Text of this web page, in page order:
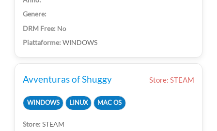
No
WINDOWS
Avventuras of Shuggy Store: STEAM
WINDOWS LINUX MAC OS
STEAM